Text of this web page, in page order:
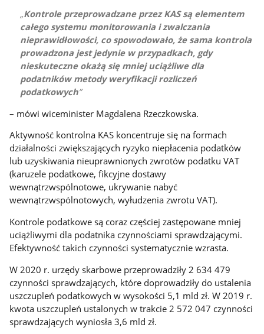
Kontrole przeprowadzane przez KAS są elementem
całego systemu monitorowania i zwalczania
nieprawidłowości, co spowodowało, że sama kontrola
prowadzona jest jedynie w przypadkach, gdy
nieskuteczne okażą się mniej uciążliwe dla
podatników metody weryfikacji rozliczeń
podatkowych
– mówi wiceminister Magdalena Rzeczkowska.
Aktywność kontrolna KAS koncentruje się na formach
działalności zwiększających ryzyko niepłacenia podatków
lub uzyskiwania nieuprawnionych zwrotów podatku VAT
(karuzele podatkowe, fikcyjne dostawy
wewnątrzwspólnotowe, ukrywanie nabyć
wewnątrzwspólnotowych, wyłudzenia zwrotu VAT).
Kontrole podatkowe są coraz częściej zastępowane mniej
uciążliwymi dla podatnika czynnościami sprawdzającymi.
Efektywność takich czynności systematycznie wzrasta.
W 2020 r. urzędy skarbowe przeprowadziły 2 634 479
czynności sprawdzających, które doprowadziły do ustalenia
uszczupleń podatkowych w wysokości 5,1 mld zł. W 2019 r.
kwota uszczupleń ustalonych w trakcie 2 572 047 czynności
sprawdzających wyniosła 3,6 mld zł.